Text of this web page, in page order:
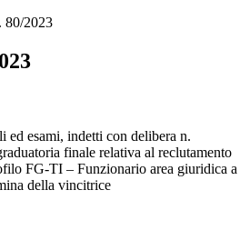
80/2023
esami, indetti con delibera n.
finale relativa al reclutamento
FG-TI – Funzionario area giuridica a
della vincitrice